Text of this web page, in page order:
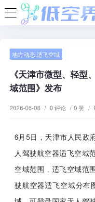
地方动态,适飞空域
《天津市微型、轻型
域范围》发布
2026-06-08 / 0 评论 / 0 赞 /
6月5日，天津市人民政
人驾驶航空器适飞空域
空域范围，适飞空域范
驶航空器适飞空域分布